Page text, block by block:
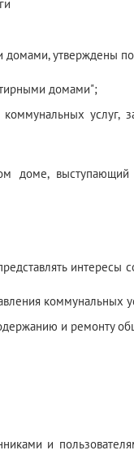
утверждены
домами";
услуг,
доме,
интересы
коммунальных
и ремонту
и